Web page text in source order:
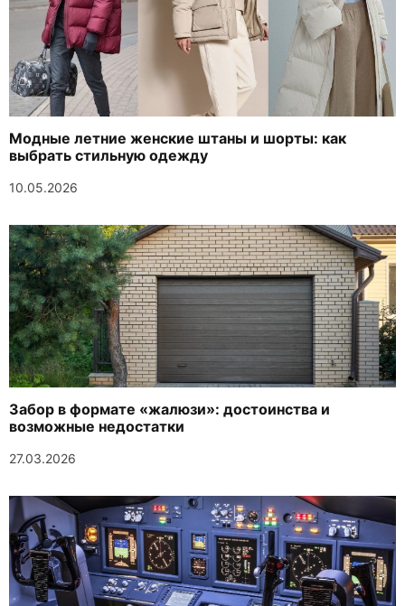
Модные летние женские штаны и шорты: как
выбрать стильную одежду
10.05.2026
Забор в формате «жалюзи»: достоинства и
возможные недостатки
27.03.2026